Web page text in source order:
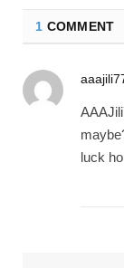
1 COMMENT
luck